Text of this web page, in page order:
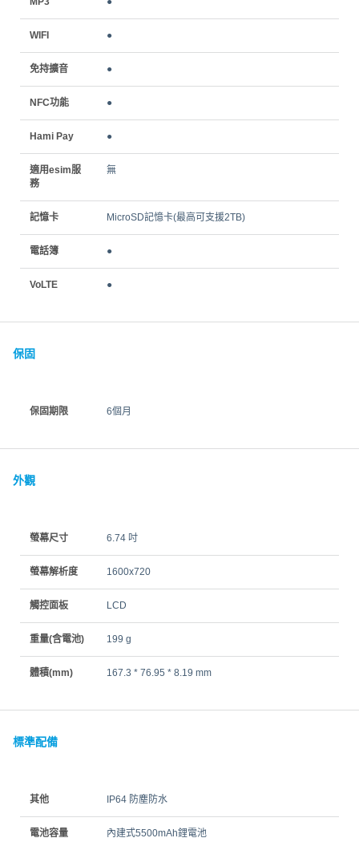
WIFI ●
免持擴音 ●
NFC功能 ●
Hami Pay ●
適用esim服
務
無
記憶卡 MicroSD記憶卡(最高可支援2TB)
電話簿 ●
VoLTE ●
保固
保固期限 6個月
外觀
螢幕尺寸 6.74 吋
螢幕解析度 1600x720
觸控面板 LCD
重量(含電池) 199 g
體積(mm) 167.3 * 76.95 * 8.19 mm
標準配備
其他 IP64 防塵防水
電池容量 內建式5500mAh鋰電池